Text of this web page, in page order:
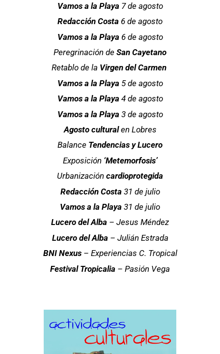
Vamos a la Playa 7 de agosto
Redacción Costa 6 de agosto
Vamos a la Playa 6 de agosto
Peregrinación de San Cayetano
Retablo de la Virgen del Carmen
Vamos a la Playa 5 de agosto
Vamos a la Playa 4 de agosto
Vamos a la Playa 3 de agosto
Agosto culturalen Lobres
Balance Tendencias y Lucero
Exposición ‘Metemorfosis’
Urbanización cardioprotegida
Redacción Costa 31 de julio
Vamos a la Playa 31 de julio
Lucero del Alba – Jesus Méndez
Lucero del Alba – Julián Estrada
BNI Nexus– Experiencias C. Tropical
Festival Tropicalia – Pasión Vega